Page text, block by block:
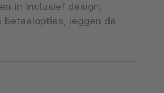
in inclusief design,
leggen de